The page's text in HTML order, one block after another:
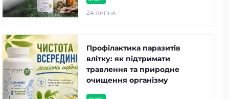
24 липня
Профілактика паразитів
влітку: як підтримати
травлення та природне
очищення організму